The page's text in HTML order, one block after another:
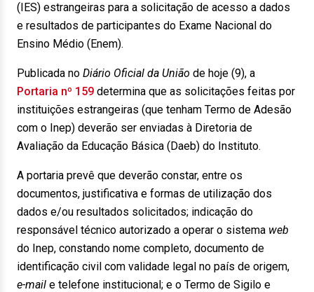
(IES) estrangeiras para a solicitação de acesso a dados
e resultados de participantes do Exame Nacional do
Ensino Médio (Enem).
Publicada no Diário Oficial da União de hoje (9), a
Portaria nº 159 determina que as solicitações feitas por
instituições estrangeiras (que tenham Termo de Adesão
com o Inep) deverão ser enviadas à Diretoria de
Avaliação da Educação Básica (Daeb) do Instituto.
A portaria prevê que deverão constar, entre os
documentos, justificativa e formas de utilização dos
dados e/ou resultados solicitados; indicação do
responsável técnico autorizado a operar o sistema web
do Inep, constando nome completo, documento de
identificação civil com validade legal no país de origem,
e-mail e telefone institucional; e o Termo de Sigilo e